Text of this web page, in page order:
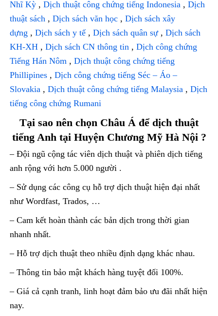
Nhĩ Kỳ , Dịch thuật công chứng tiếng Indonesia , Dịch
thuật sách , Dịch sách văn học , Dịch sách xây
dựng , Dịch sách y tế, Dịch sách quân sự, Dịch sách
KH-XH , Dịch sách CN thông tin , Dịch công chứng
Tiếng Hán Nôm , Dịch thuật công chứng tiếng
Phillipines , Dịch công chứng tiếng Séc – Áo –
Slovakia , Dịch thuật công chứng tiếng Malaysia , Dịch
tiếng công chứng Rumani
Tại sao nên chọn Châu Á để dịch thuật
tiếng Anh tại Huyện Chương Mỹ Hà Nội ?
– Đội ngũ cộng tác viên dịch thuật và phiên dịch tiếng
anh rộng với hơn 5.000 người .
– Sử dụng các công cụ hỗ trợ dịch thuật hiện đại nhất
như Wordfast, Trados, …
– Cam kết hoàn thành các bản dịch trong thời gian
nhanh nhất.
– Hỗ trợ dịch thuật theo nhiều định dạng khác nhau.
– Thông tin bảo mật khách hàng tuyệt đối 100%.
– Giá cả cạnh tranh, linh hoạt đảm bảo ưu đãi nhất hiện
nay.